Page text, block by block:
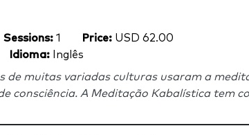
Sessions: 1 Price: USD 62.00
Idioma: Inglês
de muitas variadas culturas usaram a
consciência. A Meditação Kabalística tem